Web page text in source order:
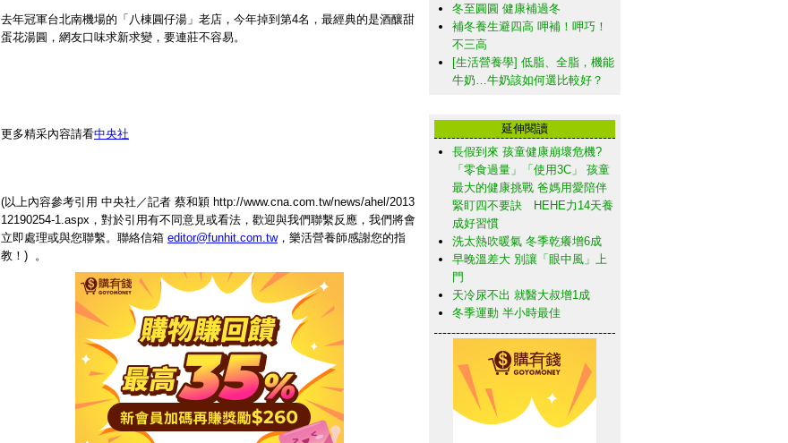
去年冠軍台北南機場的「八棟圓仔湯」老店，今年掉到第4名，最經典的是酒釀甜
蛋花湯圓，網友口味求新求變，要連莊不容易。
更多精采內容請看中央社
(以上內容參考引用 中央社／記者 蔡和穎 http://www.cna.com.tw/news/ahel/2013
12190254-1.aspx，對於引用有不同意見或看法，歡迎與我們聯繫反應，我們將會
立即處理或與您聯繫。聯絡信箱 editor@funhit.com.tw，樂活營養師感謝您的指
教！) 。
冬至圓圓 健康補過冬
補冬養生避四高 呷補！呷巧！
不三高
[生活營養學] 低脂、全脂，機能
牛奶…牛奶該如何選比較好？
延伸閱讀
長假到來 孩童健康崩壞危機?
「零食過量」「使用3C」 孩童
最大的健康挑戰 爸媽用愛陪伴
緊盯四不要訣 HEHE力14天養
成好習慣
洗太熱吹暖氣 冬季乾癢增6成
早晚溫差大 別讓「眼中風」上
門
天冷尿不出 就醫大叔增1成
冬季運動 半小時最佳